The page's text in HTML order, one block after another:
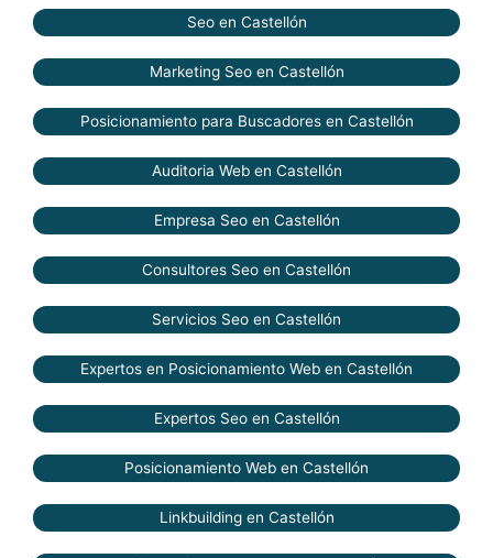
Seo en Castellón
Marketing Seo en Castellón
Posicionamiento para Buscadores en Castellón
Auditoria Web en Castellón
Empresa Seo en Castellón
Consultores Seo en Castellón
Servicios Seo en Castellón
Expertos en Posicionamiento Web en Castellón
Expertos Seo en Castellón
Posicionamiento Web en Castellón
Linkbuilding en Castellón